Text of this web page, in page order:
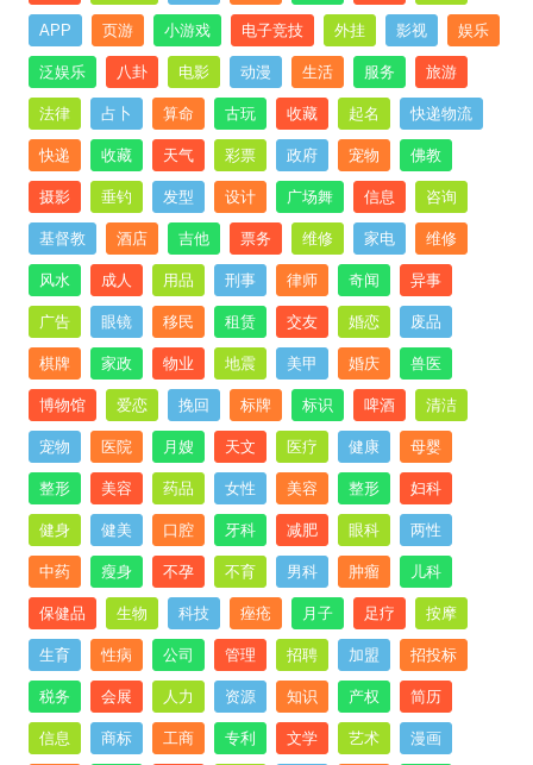
APP 页游 小游戏 电子竞技 外挂 影视 娱乐
泛娱乐 八卦 电影 动漫 生活 服务 旅游
法律 占卜 算命 古玩 收藏 起名 快递物流
快递 收藏 天气 彩票 政府 宠物 佛教
摄影 垂钓 发型 设计 广场舞 信息 咨询
基督教 酒店 吉他 票务 维修 家电 维修
风水 成人 用品 刑事 律师 奇闻 异事
广告 眼镜 移民 租赁 交友 婚恋 废品
棋牌 家政 物业 地震 美甲 婚庆 兽医
博物馆 爱恋 挽回 标牌 标识 啤酒 清洁
宠物 医院 月嫂 天文 医疗 健康 母婴
整形 美容 药品 女性 美容 整形 妇科
健身 健美 口腔 牙科 减肥 眼科 两性
中药 瘦身 不孕 不育 男科 肿瘤 儿科
保健品 生物 科技 痤疮 月子 足疗 按摩
生育 性病 公司 管理 招聘 加盟 招投标
税务 会展 人力 资源 知识 产权 简历
信息 商标 工商 专利 文学 艺术 漫画